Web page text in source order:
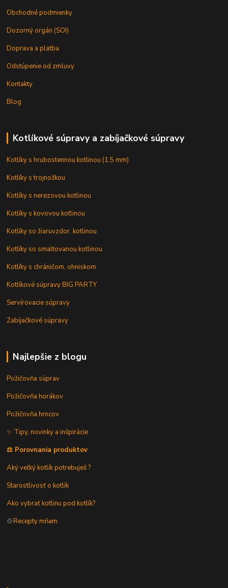
Obchodné podmienky
Dozorný orgán (SOI)
Doprava a platba
Odstúpenie od zmluvy
Kontakty
Blog
Kotlíkové súpravy a zabíjačkové súpravy
Kotlíky s hrubostennou kotlinou (1,5 mm)
Kotlíky s trojnožkou
Kotlíky s nerezovou kotlinou
Kotlíky s kovovou kotlinou
Kotlíky so žiaruvzdor. kotlinou
Kotlíky so smaltovanou kotlinou
Kotlíky s chráničom, ohniskom
Kotlíkové súpravy BIG PARTY
Servírovacie súpravy
Zabíjačkové súpravy
Najlepšie z blogu
Požičovňa súprav
Požičovňa horákov
Požičovňa hrncov
✨ Tipy, novinky a inšpirácie
⚖️ Porovnania produktov
Aký veľký kotlík potrebuješ ?
Starostlivosť o kotlík
Ako vybrať kotlinu pod kotlík?
🍲Recepty mňam